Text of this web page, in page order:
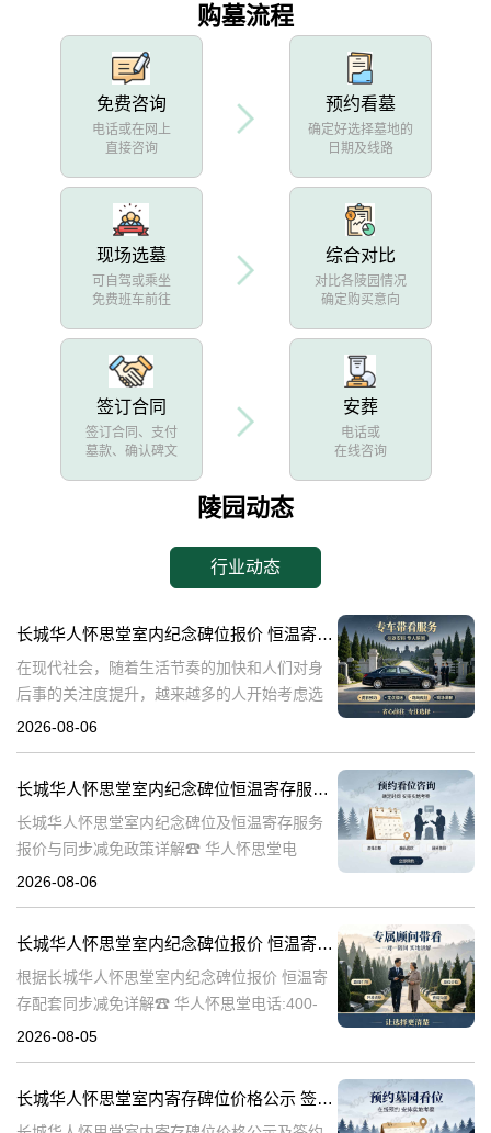
购墓流程
免费咨询
电话或在网上
直接咨询
预约看墓
确定好选择墓地的
日期及线路
现场选墓
可自驾或乘坐
免费班车前往
综合对比
对比各陵园情况
确定购买意向
签订合同
签订合同、支付
墓款、确认碑文
安葬
电话或
在线咨询
陵园动态
行业动态
长城华人怀思堂室内纪念碑位报价 恒温寄存配套同步减免详解
在现代社会，随着生活节奏的加快和人们对身
后事的关注度提升，越来越多的人开始考虑选
择合适的纪念方式来表达对逝者的哀思和怀
包
2026-08-06
长城华人怀思堂室内纪念碑位恒温寄存服务报价及同步减免政策详解
长城华人怀思堂室内纪念碑位及恒温寄存服务
报价与同步减免政策详解☎ 华人怀思堂电
话:400-838-5063一、引言随着社会观念的进
2026-08-06
长城华人怀思堂室内纪念碑位报价 恒温寄存配套同步减免详解
根据长城华人怀思堂室内纪念碑位报价 恒温寄
存配套同步减免详解☎ 华人怀思堂电话:400-
838-5063在现代社会，随着生活节奏的加快和
2026-08-05
长城华人怀思堂室内寄存碑位价格公示 签约立减配套礼包详解